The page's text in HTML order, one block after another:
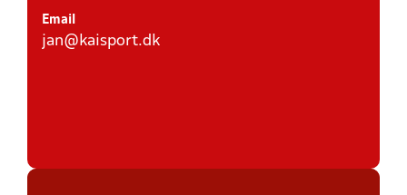
Email
jan@kaisport.dk